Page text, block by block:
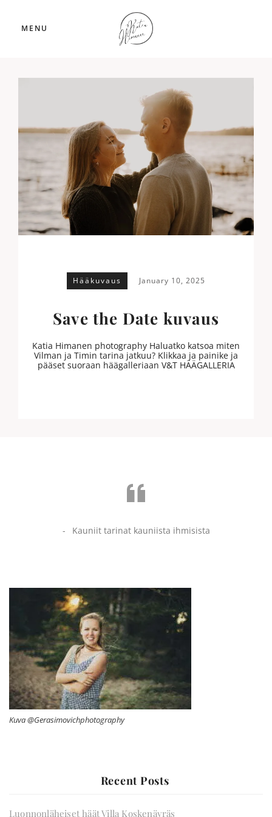
MENU save the date kuvaus
Hääkuvaus January 10, 2025
Save the Date kuvaus
Katia Himanen photography Haluatko katsoa miten
Vilman ja Timin tarina jatkuu? Klikkaa ja painike ja
pääset suoraan häägalleriaan V&T HÄÄGALLERIA
Kauniit tarinat kauniista ihmisista
Kuva @Gerasimovichphotography
Recent Posts
Luonnonläheiset häät Villa Koskenäyräs